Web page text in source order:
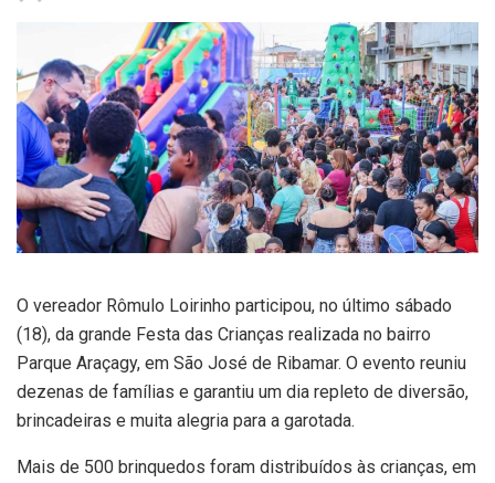
O vereador Rômulo Loirinho participou, no último sábado
(18), da grande Festa das Crianças realizada no bairro
Parque Araçagy, em São José de Ribamar. O evento reuniu
dezenas de famílias e garantiu um dia repleto de diversão,
brincadeiras e muita alegria para a garotada.
Mais de 500 brinquedos foram distribuídos às crianças, em